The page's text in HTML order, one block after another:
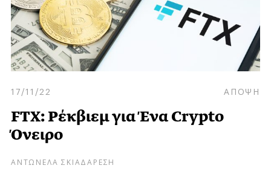
17/11/22 ΑΠΟΨΗ
FTX: Ρέκβιεμ για Ένα Crypto
Όνειρο
ΑΝΤΩΝΕΛΑ ΣΚΙΑΔΑΡΕΣΗ